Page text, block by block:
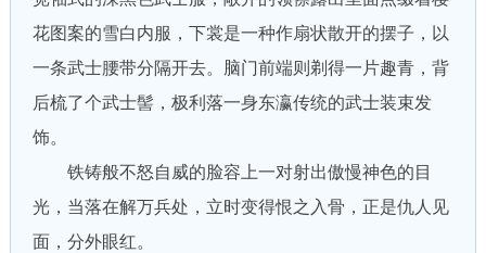
花图案的雪白内服，下裳是一种作扇状散开的摆子，以
一条武士腰带分隔开去。脑门前端则剃得一片趣青，背
后梳了个武士髻，极利落一身东瀛传统的武士装束发
饰。
铁铸般不怒自威的脸容上一对射出傲慢神色的目
光，当落在解万兵处，立时变得恨之入骨，正是仇人见
面，分外眼红。